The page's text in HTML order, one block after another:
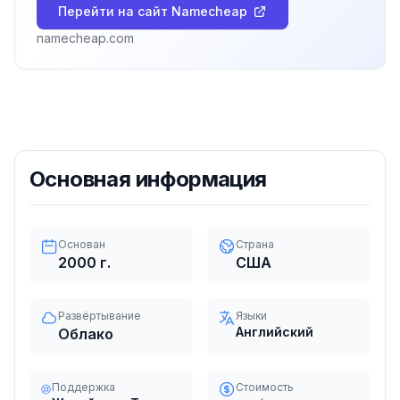
Перейти на сайт Namecheap
namecheap.com
Основная информация
Основан
2000 г.
Страна
США
Развёртывание
Облако
Языки
Английский
Поддержка Стоимость